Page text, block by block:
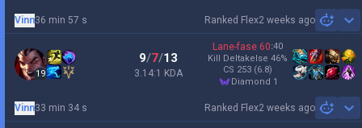
Ranked Flex2 weeks ago
Vinn36 min 57 s
19
9/7/13
3.14:1 KDA
Lane-fase 60:40
Kill Deltakelse 46%
CS 253 (6.8)
diamond 1
Ranked Flex2 weeks ago
Vinn33 min 34 s